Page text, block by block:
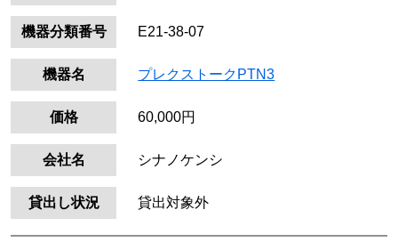
機器分類番号 E21-38-07
機器名 プレクストークPTN3
価格 60,000円
会社名 シナノケンシ
貸出し状況 貸出対象外